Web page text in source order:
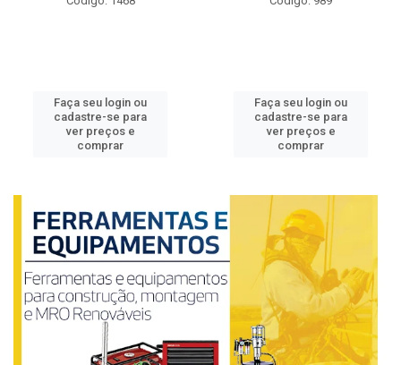
Faça seu login ou
cadastre-se para
ver preços e
comprar
Faça seu login ou
cadastre-se para
ver preços e
comprar